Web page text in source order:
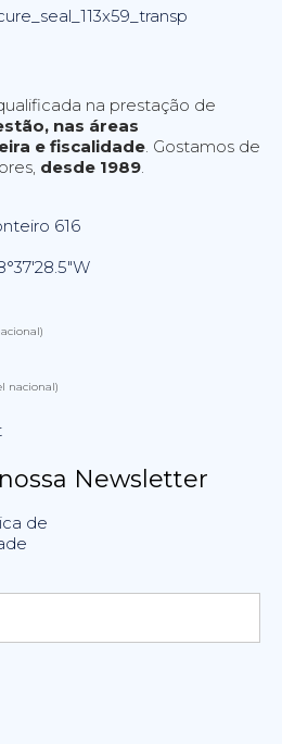
na prestação de
nas áreas
e fiscalidade. Gostamos de
desde 1989.
616
nacional)
Newsletter
de